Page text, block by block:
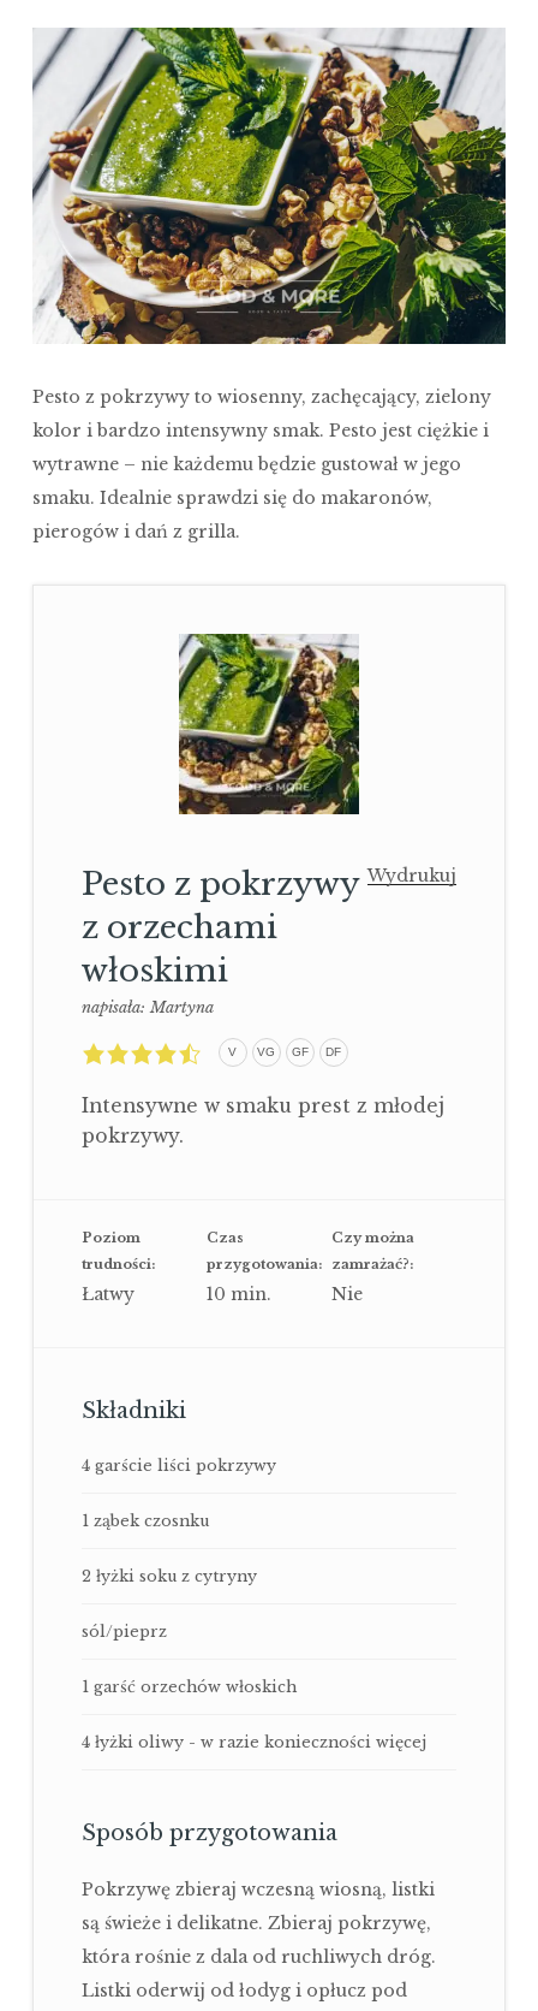
Pesto z pokrzywy to wiosenny, zachęcający, zielony
kolor i bardzo intensywny smak. Pesto jest ciężkie i
wytrawne – nie każdemu będzie gustował w jego
smaku. Idealnie sprawdzi się do makaronów,
pierogów i dań z grilla.
Wydrukuj
Pesto z pokrzywy
z orzechami
włoskimi
napisała:Martyna
4,5
rating
on
2
ratings
V VG GF DF
Intensywne w smaku prest z młodej
pokrzywy.
Poziom
trudności:
Łatwy
Czas
przygotowania:
10 min.
Czy można
zamrażać?:
Nie
Składniki
4 garście liści pokrzywy
1 ząbek czosnku
2 łyżki soku z cytryny
sól/pieprz
1 garść orzechów włoskich
4 łyżki oliwy - w razie konieczności więcej
Sposób przygotowania
Pokrzywę zbieraj wczesną wiosną, listki
są świeże i delikatne. Zbieraj pokrzywę,
która rośnie z dala od ruchliwych dróg.
Listki oderwij od łodyg i opłucz pod